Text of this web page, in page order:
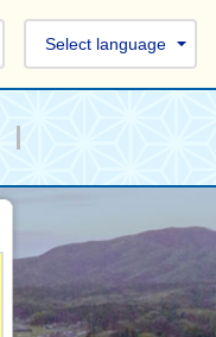
Select language
目的の情報を探